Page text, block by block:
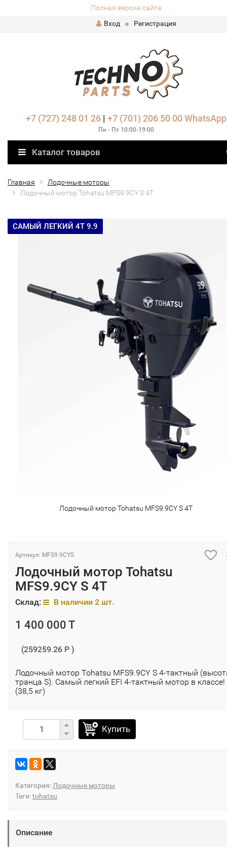
Полная версия сайта
Вход
Регистрация
+7 (727) 248 01 26| +7 (701) 206 50 00 WhatsApp
Пн - Пт 10:00-19:00
Каталог товаров
Главная
Лодочные моторы
Лодочный мотор Tohatsu MFS9.9CY S 4T
САМЫЙ ЛЕГКИЙ 4Т 9.9
Лодочный мотор Tohatsu MFS9.9CY S 4T
Артикул: MFS9.9CYS
Лодочный мотор Tohatsu
MFS9.9CY S 4T
Склад: В наличии 2 шт.
1 400 000 T
(259259.26 P )
Лодочный мотор Tohatsu MFS9.9CY S 4-тактный
транца S). Самый легкий EFI 4-тактный мотор в классе!
(38,5 кг)
Купить
Категория: Лодочные моторы
Теги:tohatsu
Описание